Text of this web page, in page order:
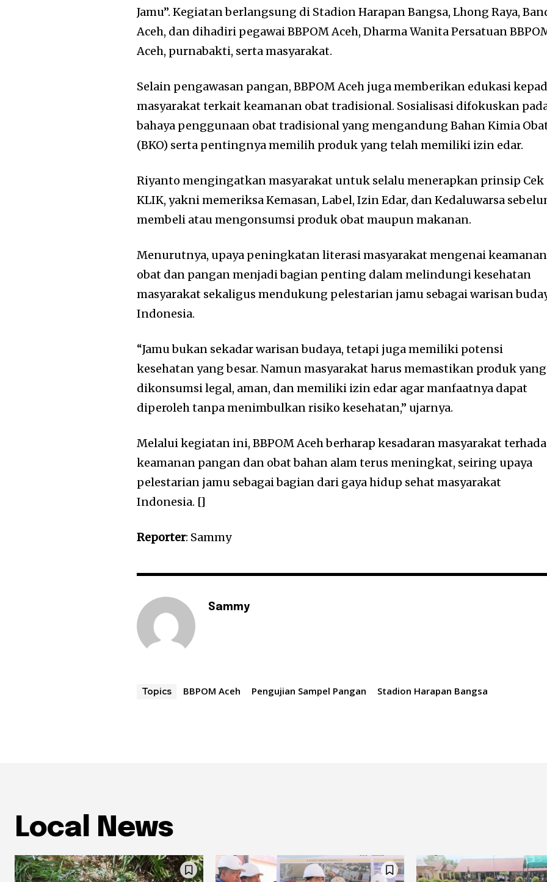
Jamu”. Kegiatan berlangsung di Stadion Harapan Bangsa, Lhong Raya,
Aceh, dan dihadiri pegawai BBPOM Aceh, Dharma Wanita Persatuan
Aceh, purnabakti, serta masyarakat.
Selain pengawasan pangan, BBPOM Aceh juga memberikan edukasi
masyarakat terkait keamanan obat tradisional. Sosialisasi difokuskan
bahaya penggunaan obat tradisional yang mengandung Bahan Kimia
(BKO) serta pentingnya memilih produk yang telah memiliki izin edar.
Riyanto mengingatkan masyarakat untuk selalu menerapkan prinsip Cek
KLIK, yakni memeriksa Kemasan, Label, Izin Edar, dan Kedaluwarsa
membeli atau mengonsumsi produk obat maupun makanan.
Menurutnya, upaya peningkatan literasi masyarakat mengenai keamanan
obat dan pangan menjadi bagian penting dalam melindungi kesehatan
masyarakat sekaligus mendukung pelestarian jamu sebagai warisan
Indonesia.
“Jamu bukan sekadar warisan budaya, tetapi juga memiliki potensi
kesehatan yang besar. Namun masyarakat harus memastikan produk yang
dikonsumsi legal, aman, dan memiliki izin edar agar manfaatnya dapat
diperoleh tanpa menimbulkan risiko kesehatan,” ujarnya.
Melalui kegiatan ini, BBPOM Aceh berharap kesadaran masyarakat
keamanan pangan dan obat bahan alam terus meningkat, seiring upaya
pelestarian jamu sebagai bagian dari gaya hidup sehat masyarakat
Indonesia. []
Reporter: Sammy
Sammy
Topics BBPOM Aceh Pengujian Sampel Pangan Stadion Harapan Bangsa
Local News